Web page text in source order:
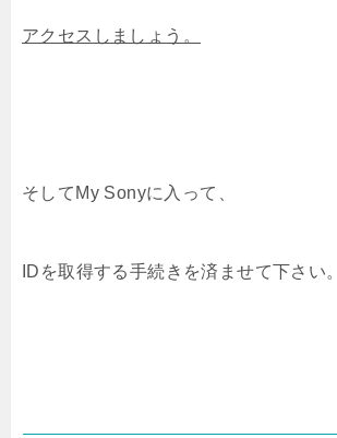
アクセスしましょう。
そしてMy Sonyに入って、
IDを取得する手続きを済ませて下さい。